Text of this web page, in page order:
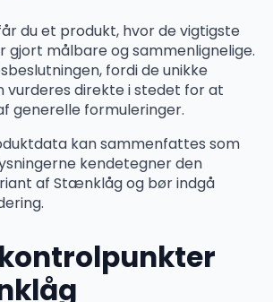
du et produkt, hvor de vigtigste
gjort målbare og sammenlignelige.
fordi de unikke
vurderes direkte i stedet for at
generelle formuleringer.
kan sammenfattes som
kendetegner den
af Stænklåg og bør indgå